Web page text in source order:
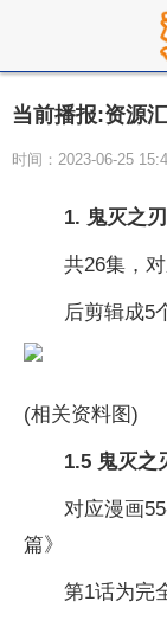
当前播报:资源
时间：2023-06-25
1. 鬼灭之
共26集，
后剪辑成5
(相关资料图)
1.5 鬼灭之
对应漫画
篇》
第1话为完